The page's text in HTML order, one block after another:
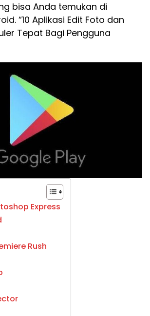
bisa Anda temukan di
“10 Aplikasi Edit Foto dan
Tepat Bagi Pengguna
Express
Rush